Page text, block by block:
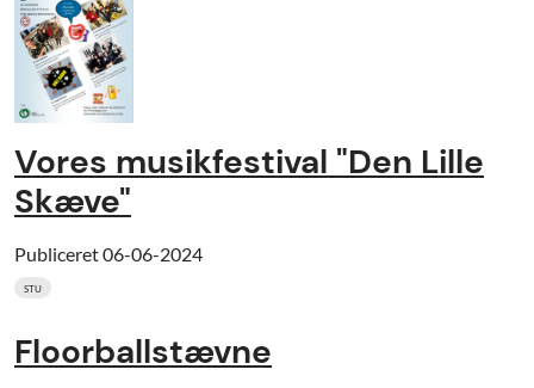
Vores musikfestival "Den Lille
Skæve"
Publiceret06-06-2024
STU
Floorballstævne